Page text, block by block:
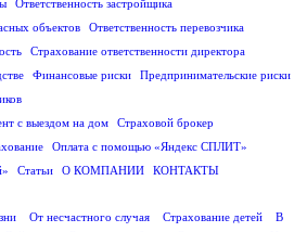
Ответственность застройщика
объектов
Ответственность перевозчика
Страхование ответственности директора
Финансовые риски
Предпринимательские риски
с выездом на дом
Страховой брокер
Оплата с помощью «Яндекс СПЛИТ»
Статьи О КОМПАНИИ
КОНТАКТЫ
От несчастного случая Страхование детей
В